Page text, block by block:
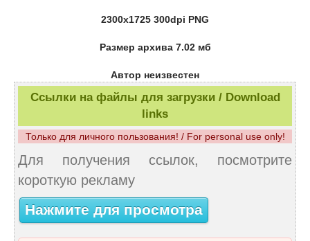
2300х1725 300dpi PNG
Размер архива 7.02 мб
Автор неизвестен
Ссылки на файлы для загрузки / Download
links
Только для личного пользования! / For personal use only!
Для получения ссылок, посмотрите
короткую рекламу
Нажмите для просмотра